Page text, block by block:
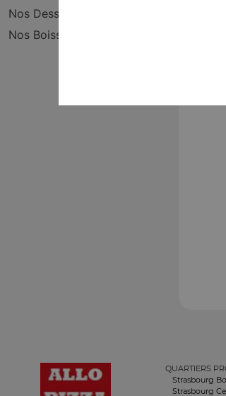
Nos Desserts
Nos Boissons
QUARTIERS
Strasbourg
Strasbourg